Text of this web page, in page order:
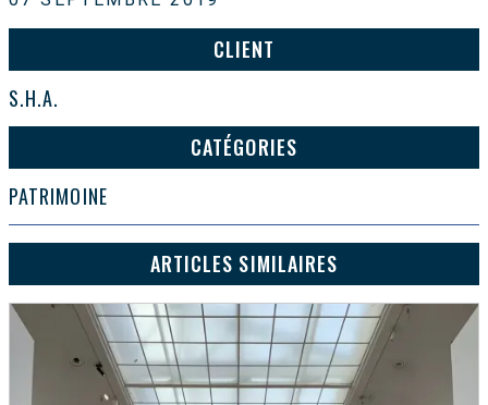
CLIENT
S.H.A.
CATÉGORIES
PATRIMOINE
ARTICLES SIMILAIRES